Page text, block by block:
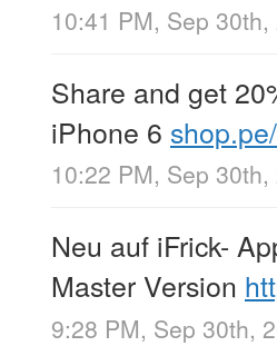
10:41 PM, Sep 30th,
Share and get
iPhone 6
10:22 PM, Sep 30th,
Neu auf iFrick-
Master Version
9:28 PM, Sep 30th,